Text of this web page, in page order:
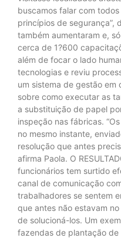
buscamos falar com
princípios de segurança”,
também aumentaram e,
cerca de 1?600
além de focar o lado
tecnologias e reviu
um sistema de gestão
sobre como executar as
a substituição de papel
inspeção nas fábricas.
no mesmo instante,
resolução que antes
afirma Paola. O
funcionários tem surtido
canal de comunicação
trabalhadores se sentem
que antes não estavam
de solucioná-los. Um
fazendas de plantação